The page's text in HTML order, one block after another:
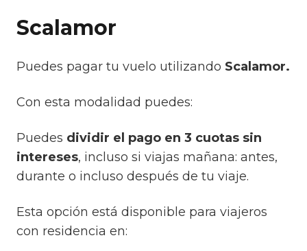
Scalamor
Puedes pagar tu vuelo utilizando Scalamor.
Con esta modalidad puedes:
Puedes dividir el pago en 3 cuotas sin
intereses, incluso si viajas mañana: antes,
durante o incluso después de tu viaje.
Esta opción está disponible para viajeros
con residencia en: